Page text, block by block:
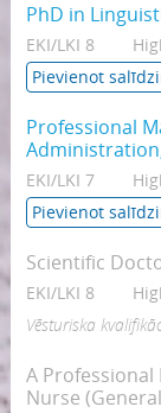
PhD in
EKI/LKI 8
Pievienot
Professional
EKI/LKI 7
Pievienot
Scientific
EKI/LKI 8
Vēsturiska
A Professional
Nurse